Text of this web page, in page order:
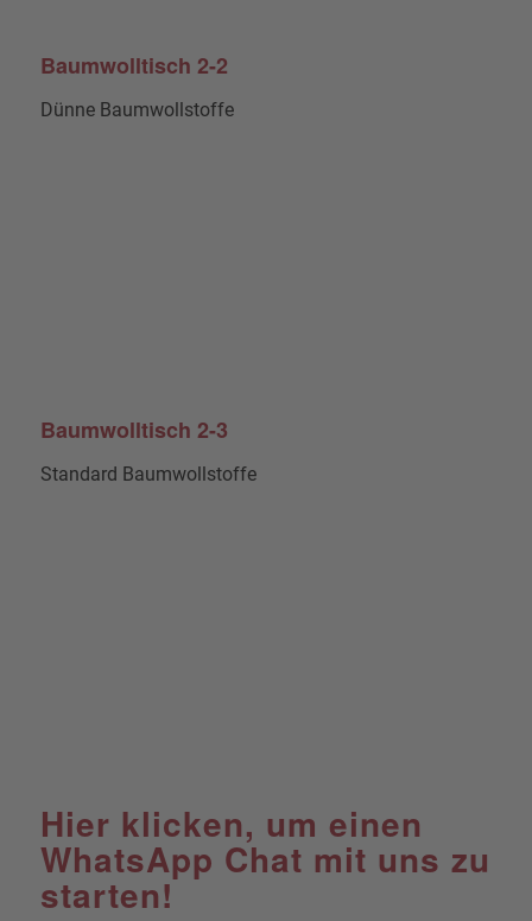
Baumwolltisch 2-2
Dünne Baumwollstoffe
Baumwolltisch 2-3
Standard Baumwollstoffe
Hier klicken, um einen
WhatsApp Chat mit uns zu
starten!